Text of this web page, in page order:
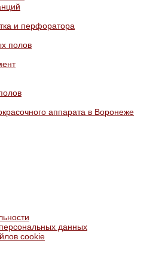
и перфоратора
полов
аппарата в Воронеже
данных
cookie